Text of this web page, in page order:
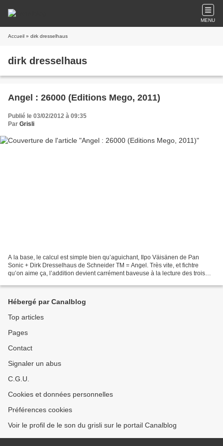
MENU
Accueil » dirk dresselhaus
dirk dresselhaus
Angel : 26000 (Editions Mego, 2011)
Publié le 03/02/2012 à 09:35
Par Grisli
A la base, le calcul est simple bien qu’aguichant, Ilpo Väisänen de Pan
Sonic + Dirk Dresselhaus de Schneider TM = Angel. Très vite, et fichtre
qu’on aime ça, l’addition devient carrément baveuse à la lecture des trois
Hébergé par Canalblog
Top articles
Pages
Contact
Signaler un abus
C.G.U.
Cookies et données personnelles
Préférences cookies
Voir le profil de le son du grisli sur le portail Canalblog